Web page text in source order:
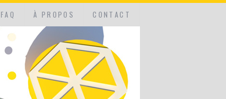
FAQ À PROPOS CONTACT